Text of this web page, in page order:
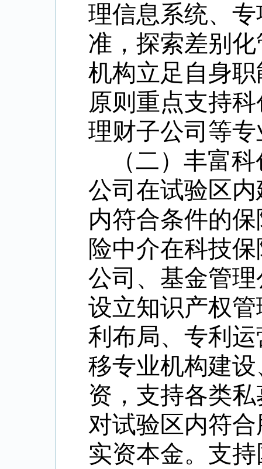
理信息系统、
准，探索差别
机构立足自身
原则重点支持
理财子公司等
（二）丰富
公司在试验区
内符合条件的
险中介在科技
公司、基金管
设立知识产权
利布局、专利
移专业机构建
资，支持各类
对试验区内符
实资本金。支